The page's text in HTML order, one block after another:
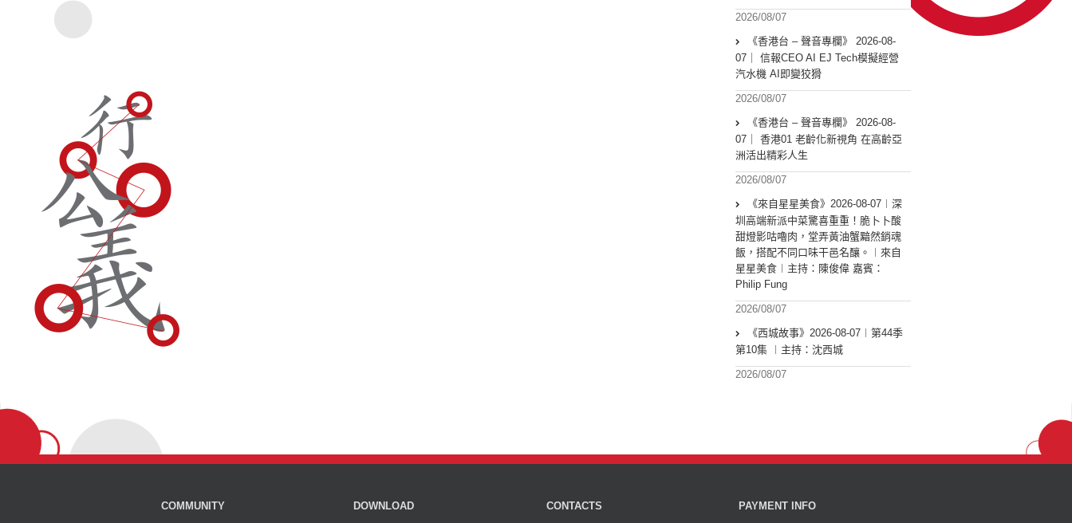
2026/08/07
《香港台 – 聲音專欄》 2026-08-
07｜ 信報CEO AI EJ Tech模擬經營
汽水機 AI即變狡猾
2026/08/07
《香港台 – 聲音專欄》 2026-08-
07｜ 香港01 老齡化新視角 在高齡亞
洲活出精彩人生
2026/08/07
《來自星星美食》2026-08-07︱深
圳高端新派中菜驚喜重重！脆卜卜酸
甜燈影咕嚕肉，堂弄黃油蟹黯然銷魂
飯，搭配不同口味干邑名釀。︱來自
星星美食︱主持：陳俊偉 嘉賓：
Philip Fung
2026/08/07
《西城故事》2026-08-07︱第44季
第10集 ︱主持：沈西城
2026/08/07
COMMUNITY DOWNLOAD CONTACTS PAYMENT INFO